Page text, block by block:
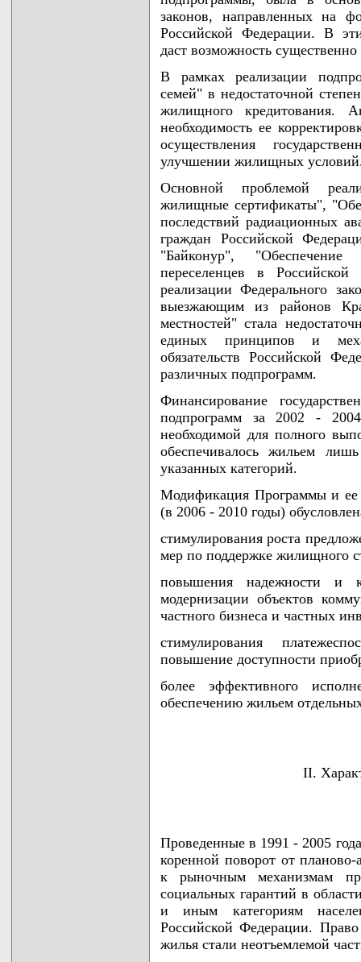
законов, направленных на
Российской Федерации. В
даст возможность
В рамках реализации
семей" в недостаточной
жилищного кредитования.
необходимость ее
осуществления
улучшении жилищных
Основной проблемой
жилищные сертификаты",
последствий радиационных
граждан Российской
"Байконур",
переселенцев в
реализации Федерального
выезжающим из районов
местностей" стала
единых принципов и
обязательств Российской
различных подпрограмм.
Финансирование
подпрограмм за 2002 -
необходимой для полного
обеспечивалось жильем
указанных категорий.
Модификация Программы и ее
(в 2006 - 2010 годы)
стимулирования роста
мер по поддержке жилищного
повышения надежности и
модернизации объектов
частного бизнеса и частных
стимулирования
повышение доступности
более эффективного
обеспечению жильем
II.
Проведенные в 1991 - 2005
коренной поворот от
к рыночным механизмам
социальных гарантий в
и иным категориям
Российской Федерации.
жилья стали неотъемлемой